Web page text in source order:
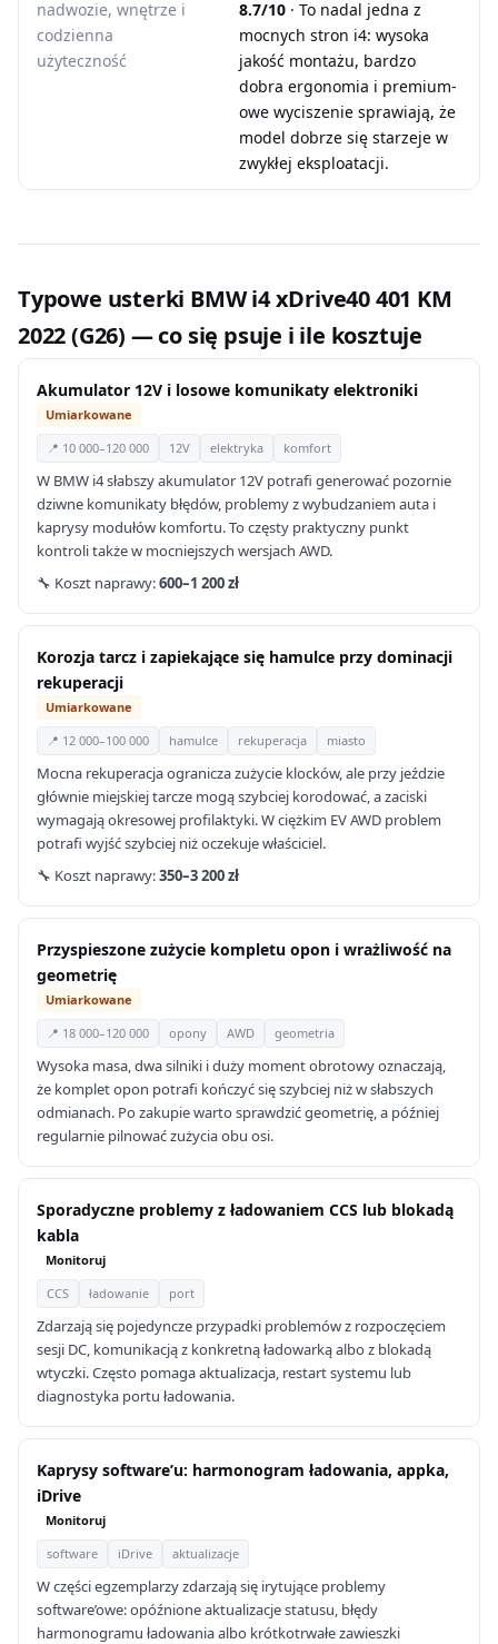
nadwozie, wnętrze i
codzienna
użyteczność
8.7/10 · To nadal jedna z
mocnych stron i4: wysoka
jakość montażu, bardzo
dobra ergonomia i premium-
owe wyciszenie sprawiają, że
model dobrze się starzeje w
zwykłej eksploatacji.
Typowe usterki BMW i4 xDrive40 401 KM
2022 (G26) — co się psuje i ile kosztuje
Akumulator 12V i losowe komunikaty elektroniki
Umiarkowane
📍 10 000–120 000
12V elektryka komfort
W BMW i4 słabszy akumulator 12V potrafi generować pozornie
dziwne komunikaty błędów, problemy z wybudzaniem auta i
kaprysy modułów komfortu. To częsty praktyczny punkt
kontroli także w mocniejszych wersjach AWD.
🔧 Koszt naprawy:600–1 200 zł
Korozja tarcz i zapiekające się hamulce przy dominacji
rekuperacji
Umiarkowane
📍 12 000–100 000
hamulce rekuperacja miasto
Mocna rekuperacja ogranicza zużycie klocków, ale przy jeździe
głównie miejskiej tarcze mogą szybciej korodować, a zaciski
wymagają okresowej profilaktyki. W ciężkim EV AWD problem
potrafi wyjść szybciej niż oczekuje właściciel.
🔧 Koszt naprawy:350–3 200 zł
Przyspieszone zużycie kompletu opon i wrażliwość na
geometrię
Umiarkowane
📍 18 000–120 000
opony AWD geometria
Wysoka masa, dwa silniki i duży moment obrotowy oznaczają,
że komplet opon potrafi kończyć się szybciej niż w słabszych
odmianach. Po zakupie warto sprawdzić geometrię, a później
regularnie pilnować zużycia obu osi.
Sporadyczne problemy z ładowaniem CCS lub blokadą
kabla
Monitoruj
CCS
ładowanie port
Zdarzają się pojedyncze przypadki problemów z rozpoczęciem
sesji DC, komunikacją z konkretną ładowarką albo z blokadą
wtyczki. Często pomaga aktualizacja, restart systemu lub
diagnostyka portu ładowania.
Kaprysy software’u: harmonogram ładowania, appka,
iDrive
Monitoruj
software
iDrive aktualizacje
W części egzemplarzy zdarzają się irytujące problemy
software’owe: opóźnione aktualizacje statusu, błędy
harmonogramu ładowania albo krótkotrwałe zawieszki